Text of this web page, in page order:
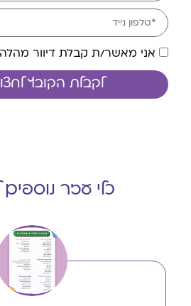
אני מאשר/ת קבלת דיוור
לקבלת הקובץ לחצו
כלי עזר נוספים